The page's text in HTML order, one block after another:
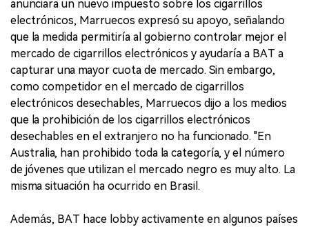
anunciara un nuevo impuesto sobre los cigarrillos
electrónicos, Marruecos expresó su apoyo, señalando
que la medida permitiría al gobierno controlar mejor el
mercado de cigarrillos electrónicos y ayudaría a BAT a
capturar una mayor cuota de mercado. Sin embargo,
como competidor en el mercado de cigarrillos
electrónicos desechables, Marruecos dijo a los medios
que la prohibición de los cigarrillos electrónicos
desechables en el extranjero no ha funcionado. "En
Australia, han prohibido toda la categoría, y el número
de jóvenes que utilizan el mercado negro es muy alto. La
misma situación ha ocurrido en Brasil.
Además, BAT hace lobby activamente en algunos países